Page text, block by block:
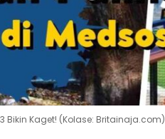
Bikin Kaget! (Kolase: Britainaja.com)